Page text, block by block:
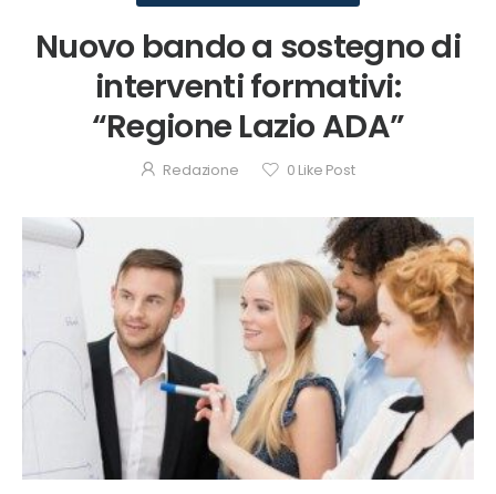
Nuovo bando a sostegno di
interventi formativi:
“Regione Lazio ADA”
Redazione 0 Like Post